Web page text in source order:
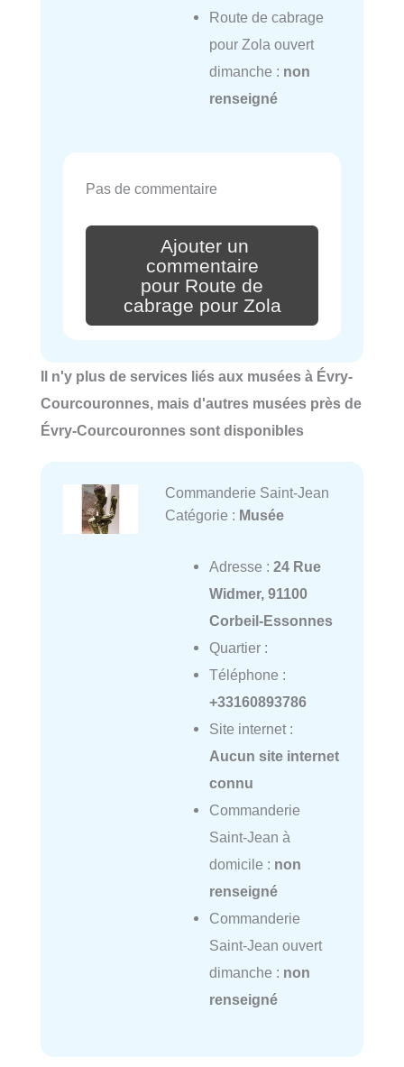
Route de cabrage
pour Zola ouvert
dimanche : non
renseigné
Pas de commentaire
Ajouter un
commentaire
pour Route de
cabrage pour Zola
Il n'y plus de services liés aux musées à Évry-
Courcouronnes, mais d'autres musées près de
Évry-Courcouronnes sont disponibles
Commanderie Saint-Jean
Catégorie : Musée
Adresse : 24 Rue
Widmer, 91100
Corbeil-Essonnes
Quartier :
Téléphone :
+33160893786
Site internet :
Aucun site internet
connu
Commanderie
Saint-Jean à
domicile : non
renseigné
Commanderie
Saint-Jean ouvert
dimanche : non
renseigné